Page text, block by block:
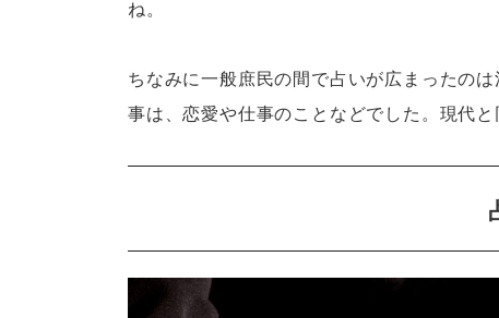
ね。
ちなみに一般庶民の間で占いが広まったの
事は、恋愛や仕事のことなどでした。現代